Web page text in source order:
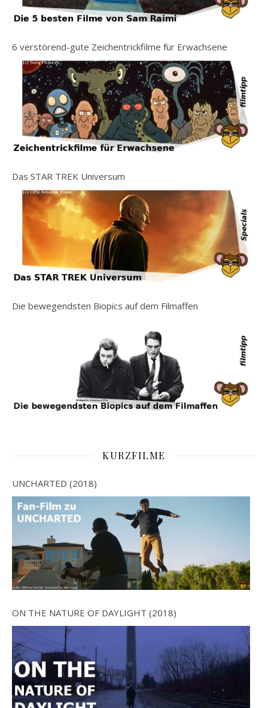
6 verstörend-gute Zeichentrickfilme für Erwachsene
Das STAR TREK Universum
Die bewegendsten Biopics auf dem Filmaffen
KURZFILME
UNCHARTED (2018)
ON THE NATURE OF DAYLIGHT (2018)